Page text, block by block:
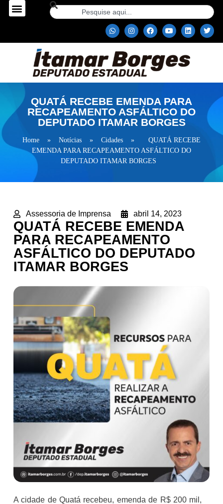
QUATÁ RECEBE EMENDA PARA
RECAPEAMENTO ASFÁLTICO DO
DEPUTADO ITAMAR BORGES
Home » Notícias » Cidades »
QUATÁ RECEBE
EMENDA PARA RECAPEAMENTO ASFÁLTICO DO
DEPUTADO ITAMAR BORGES
Assessoria de Imprensa abril 14, 2023
QUATÁ RECEBE EMENDA
PARA RECAPEAMENTO
ASFÁLTICO DO DEPUTADO
ITAMAR BORGES
A cidade de Quatá recebeu, emenda de R$ 200 mil,